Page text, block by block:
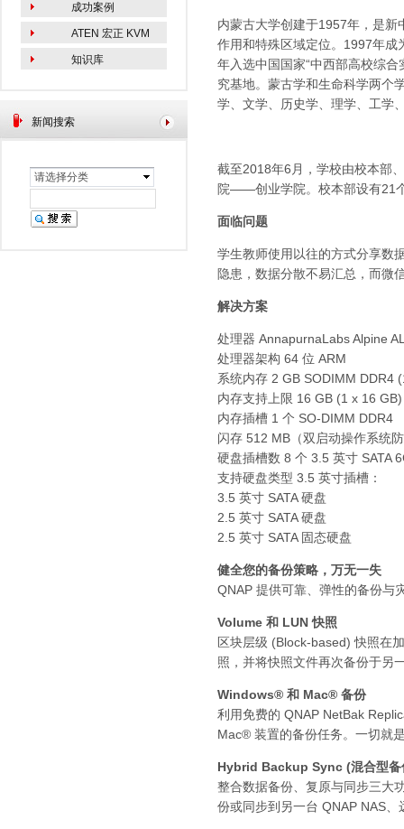
新闻搜索
请选择分类
成功案例
ATEN 宏正 KVM
知识库
内蒙古大学创建于1957年，是
作用和特殊区域定位。1997年成
年入选中国国家“中西部高校综
究基地。蒙古学和生命科学两个
学、文学、历史学、理学、工学
截至2018年6月，学校由校本部
院——创业学院。校本部设有21
面临问题
学生教师使用以往的方式分享数
隐患，数据分散不易汇总，而微
解决方案
处理器 AnnapurnaLabs Alpine
处理器架构 64 位 ARM
系统内存 2 GB SODIMM DDR4
内存支持上限 16 GB (1 x 16 GB)
内存插槽 1 个 SO-DIMM DDR4
闪存 512 MB（双启动操作系统
硬盘插槽数 8 个 3.5 英寸 SATA
支持硬盘类型 3.5 英寸插槽：
3.5 英寸 SATA 硬盘
2.5 英寸 SATA 硬盘
2.5 英寸 SATA 固态硬盘
健全您的备份策略，万无一失
QNAP 提供可靠、弹性的备份与
Volume 和 LUN 快照
区块层级 (Block-based) 快照在
照，并将快照文件再次备份于另
Windows® 和 Mac® 备份
利用免费的 QNAP NetBak
Mac® 装置的备份任务。一切就
Hybrid Backup Sync (混合型备
整合数据备份、复原与同步三大
份或同步到另一台 QNAP NAS